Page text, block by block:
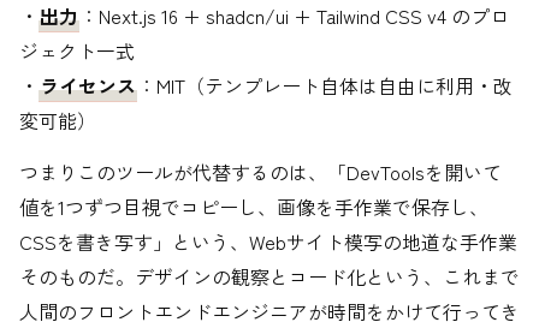
・ 出力 ：Next.js 16 + shadcn/ui + Tailwind CSS v4 のプロ
ジェクト一式
・ ライセンス ：MIT（テンプレート自体は自由に利用・改
変可能）
つまりこのツールが代替するのは、「DevToolsを開いて
値を1つずつ目視でコピーし、画像を手作業で保存し、
CSSを書き写す」という、Webサイト模写の地道な手作業
そのものだ。デザインの観察とコード化という、これまで
人間のフロントエンドエンジニアが時間をかけて行ってき